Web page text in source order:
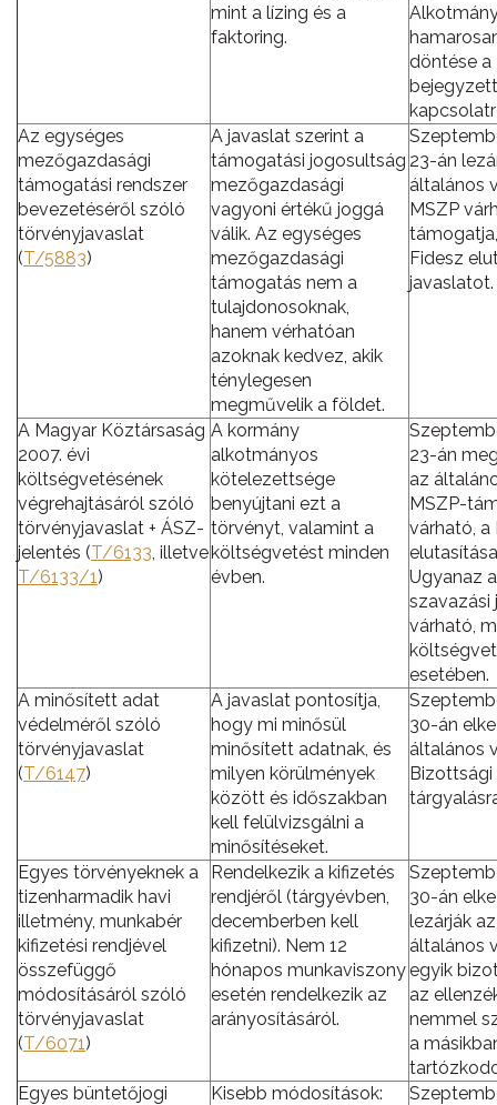
mint a lízing és a
faktoring.
döntése a
Az egységes
mezőgazdasági
támogatási rendszer
bevezetéséről szóló
törvényjavaslat
(T/5883)
A javaslat szerint a
támogatási jogosultság
mezőgazdasági
vagyoni értékű joggá
válik. Az egységes
mezőgazdasági
támogatás nem a
tulajdonosoknak,
hanem vérhatóan
azoknak kedvez, akik
ténylegesen
megművelik a földet.
23-án
általános
MSZP
Fidesz
javaslatot.
A Magyar Köztársaság
2007. évi
költségvetésének
végrehajtásáról szóló
törvényjavaslat + ÁSZ-
jelentés (T/6133 , illetve
T/6133/1 )
A kormány
alkotmányos
kötelezettsége
benyújtani ezt a
törvényt, valamint a
költségvetést minden
évben.
23-án
az
MSZP-
várható, a
Ugyanaz a
szavazási
várható,
esetében.
A minősített adat
védelméről szóló
törvényjavaslat
(T/6147)
A javaslat pontosítja,
hogy mi minősül
minősített adatnak, és
milyen körülmények
között és időszakban
kell felülvizsgálni a
minősítéseket.
30-án
általános
Bizottsági
Egyes törvényeknek a
tizenharmadik havi
illetmény, munkabér
kifizetési rendjével
összefüggő
módosításáról szóló
törvényjavaslat
(T/6071 )
Rendelkezik a kifizetés
rendjéről (tárgyévben,
decemberben kell
kifizetni). Nem 12
hónapos munkaviszony
esetén rendelkezik az
arányosításáról.
30-án
lezárják az
általános
egyik
az
nemmel
a
Egyes büntetőjogi
Kisebb módosítások: